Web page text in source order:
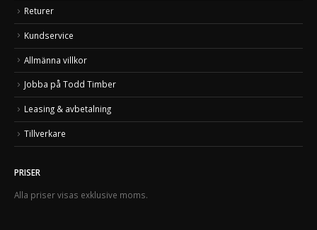
Returer
Kundservice
Allmänna villkor
Jobba på Todd Timber
Leasing & avbetalning
Tillverkare
PRISER
Alla priser visas exklusive moms.